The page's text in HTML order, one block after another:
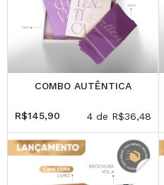
COMBO AUTÊNTICA
R$145,90 4 de R$36,48